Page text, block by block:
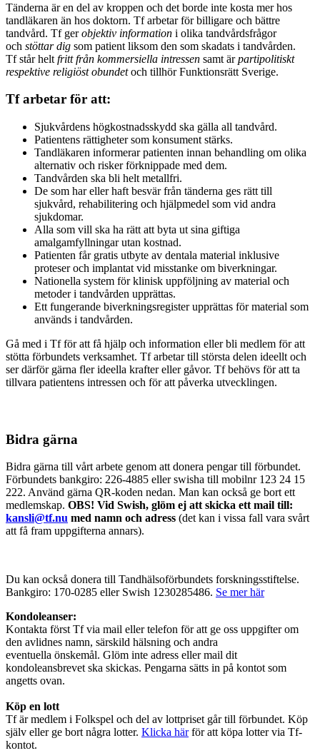
Tänderna är en del av kroppen och det borde inte kosta mer hos
tandläkaren än hos doktorn. Tf arbetar för billigare och bättre
tandvård. Tf gerobjektiv information i olika tandvårdsfrågor
och stöttar dig som patient liksom den som skadats i tandvården.
Tf står helt fritt från kommersiella intressen samt ärpartipolitiskt
respektive religiöst obundetoch tillhör Funktionsrätt Sverige.
Tf arbetar för att:
Sjukvårdens högkostnadsskydd ska gälla all tandvård.
Patientens rättigheter som konsument stärks.
Tandläkaren informerar patienten innan behandling om olika
alternativ och risker förknippade med dem.
Tandvården ska bli helt metallfri.
De som har eller haft besvär från tänderna ges rätt till
sjukvård, rehabilitering och hjälpmedel som vid andra
sjukdomar.
Alla som vill ska ha rätt att byta ut sina giftiga
amalgamfyllningar utan kostnad.
Patienten får gratis utbyte av dentala material inklusive
proteser och implantat vid misstanke om biverkningar.
Nationella system för klinisk uppföljning av material och
metoder i tandvården upprättas.
Ett fungerande biverkningsregister upprättas för material som
används i tandvården.
Gå med i Tf för att få hjälp och information eller bli medlem för att
stötta förbundets verksamhet. Tf arbetar till största delen ideellt och
ser därför gärna fler ideella krafter eller gåvor. Tf behövs för att ta
tillvara patientens intressen och för att påverka utvecklingen.
Bidra gärna
Bidra gärna till vårt arbete genom att donera pengar till förbundet.
Förbundets bankgiro: 226-4885 eller swisha till mobilnr 123 24 15
222. Använd gärna QR-koden nedan. Man kan också ge bort ett
medlemskap. OBS! Vid Swish, glöm ej att skicka ett mail till:
kansli@tf.nu med namn och adress (det kan i vissa fall vara svårt
att få fram uppgifterna annars).
Du kan också donera till Tandhälsoförbundets forskningsstiftelse.
Bankgiro: 170-0285 eller Swish 1230285486. Se mer här
Kondoleanser:
Kontakta först Tf via mail eller telefon för att ge oss uppgifter om
den avlidnes namn, särskild hälsning och andra
eventuella önskemål. Glöm inte adress eller mail dit
kondoleansbrevet ska skickas. Pengarna sätts in på kontot som
angetts ovan.
Köp en lott
Tf är medlem i Folkspel och del av lottpriset går till förbundet. Köp
själv eller ge bort några lotter. Klicka härför att köpa lotter via Tf-
kontot.